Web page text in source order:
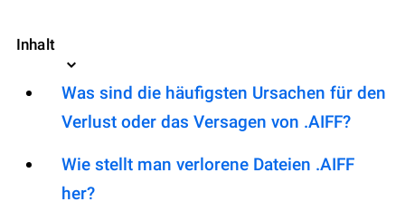
Inhalt
Was sind die häufigsten Ursachen für den
Verlust oder das Versagen von .AIFF?
Wie stellt man verlorene Dateien .AIFF
her?